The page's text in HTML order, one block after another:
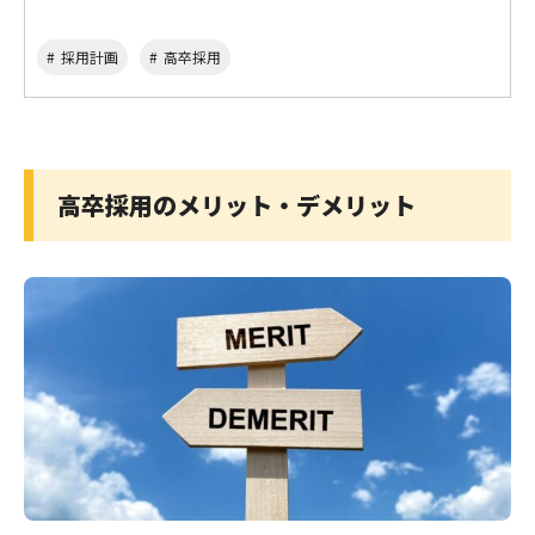
採用計画 高卒採用
高卒採用のメリット・デメリット